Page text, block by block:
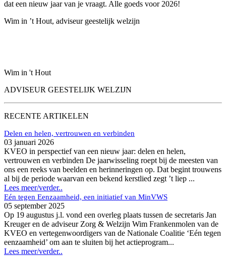
dat een nieuw jaar van je vraagt. Alle goeds voor 2026!
Wim in ’t Hout, adviseur geestelijk welzijn
Wim in 't Hout
ADVISEUR GEESTELIJK WELZIJN
RECENTE ARTIKELEN
Delen en helen, vertrouwen en verbinden
03 januari 2026
KVEO in perspectief van een nieuw jaar: delen en helen,
vertrouwen en verbinden De jaarwisseling roept bij de meesten van
ons een reeks van beelden en herinneringen op. Dat begint trouwens
al bij de periode waarvan een bekend kerstlied zegt ’t liep ...
Lees meer/verder..
Eén tegen Eenzaamheid, een initiatief van MinVWS
05 september 2025
Op 19 augustus j.l. vond een overleg plaats tussen de secretaris Jan
Kreuger en de adviseur Zorg & Welzijn Wim Frankenmolen van de
KVEO en vertegenwoordigers van de Nationale Coalitie ‘Eén tegen
eenzaamheid’ om aan te sluiten bij het actieprogram...
Lees meer/verder..